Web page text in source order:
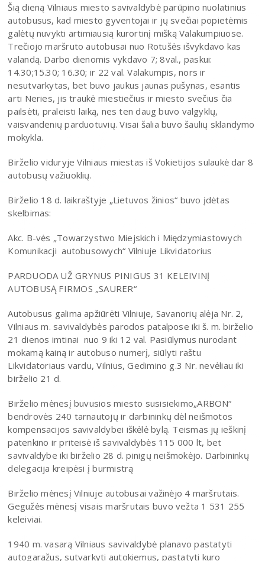
Šią dieną Vilniaus miesto savivaldybė parūpino nuolatinius
autobusus, kad miesto gyventojai ir jų svečiai popietėmis
galėtų nuvykti artimiausią kurortinį mišką Valakumpiuose.
Trečiojo maršruto autobusai nuo Rotušės išvykdavo kas
valandą. Darbo dienomis vykdavo 7; 8val., paskui:
14.30;15.30; 16.30; ir 22 val. Valakumpis, nors ir
nesutvarkytas, bet buvo jaukus jaunas pušynas, esantis
arti Neries, jis traukė miestiečius ir miesto svečius čia
pailsėti, praleisti laiką, nes ten daug buvo valgyklų,
vaisvandenių parduotuvių. Visai šalia buvo šaulių sklandymo
mokykla.
Birželio viduryje Vilniaus miestas iš Vokietijos sulaukė dar 8
autobusų važiuoklių.
Birželio 18 d. laikraštyje „Lietuvos žinios“ buvo įdėtas
skelbimas:
Akc. B-vės „Towarzystwo Miejskich i Międzymiastowych
Komunikacji autobusowych“ Vilniuje Likvidatorius
PARDUODA UŽ GRYNUS PINIGUS 31 KELEIVINĮ
AUTOBUSĄ FIRMOS „SAURER“
Autobusus galima apžiūrėti Vilniuje, Savanorių alėja Nr. 2,
Vilniaus m. savivaldybės parodos patalpose iki š. m. birželio
21 dienos imtinai nuo 9 iki 12 val. Pasiūlymus nurodant
mokamą kainą ir autobuso numerį, siūlyti raštu
Likvidatoriaus vardu, Vilnius, Gedimino g.3 Nr. nevėliau iki
birželio 21 d.
Birželio mėnesį buvusios miesto susisiekimo„ARBON“
bendrovės 240 tarnautojų ir darbininkų dėl neišmotos
kompensacijos savivaldybei iškėlė bylą. Teismas jų ieškinį
patenkino ir priteisė iš savivaldybės 115 000 lt, bet
savivaldybe iki birželio 28 d. pinigų neišmokėjo. Darbininkų
delegacija kreipėsi į burmistrą
Birželio mėnesį Vilniuje autobusai važinėjo 4 maršrutais.
Gegužės mėnesį visais maršrutais buvo vežta 1 531 255
keleiviai.
1940 m. vasarą Vilniaus savivaldybė planavo pastatyti
autogaražus, sutvarkyti autokiemus, pastatyti kuro